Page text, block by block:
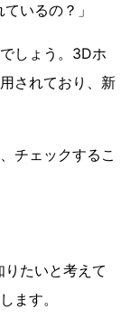
いるの？」
しょう。3Dホ
されており、新
チェックするこ
たいと考えて
ます。